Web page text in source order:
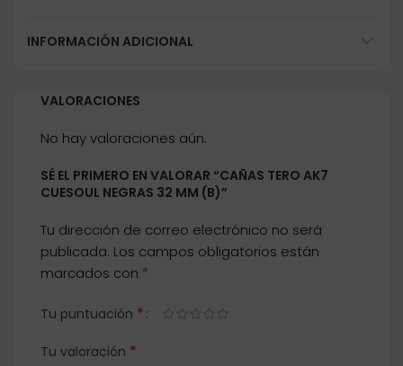
INFORMACIÓN ADICIONAL
VALORACIONES
No hay valoraciones aún.
SÉ EL PRIMERO EN VALORAR “CAÑAS TERO AK7
CUESOUL NEGRAS 32 MM (B)”
Tu dirección de correo electrónico no será
publicada. Los campos obligatorios están
marcados con *
Tu puntuación *
Tu valoración *